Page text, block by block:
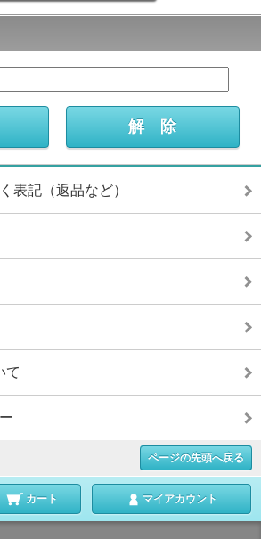
表記（返品など）
て
ページの先頭へ戻る
カート マイアカウント